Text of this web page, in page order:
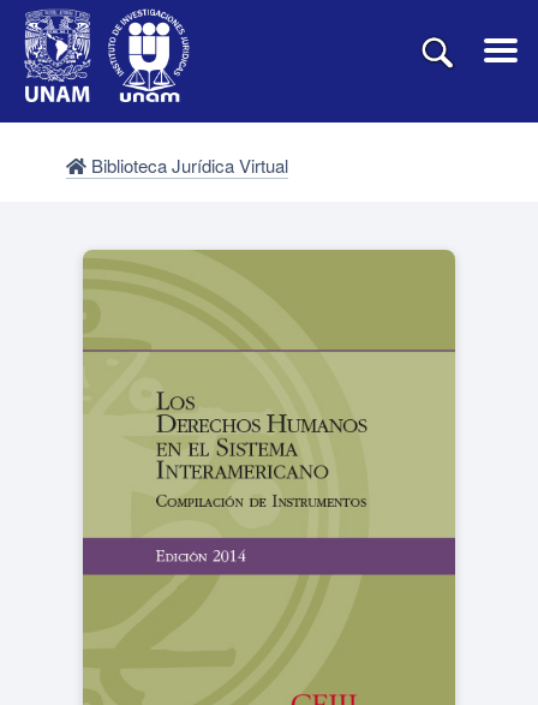
Biblioteca Jurídica Virtual